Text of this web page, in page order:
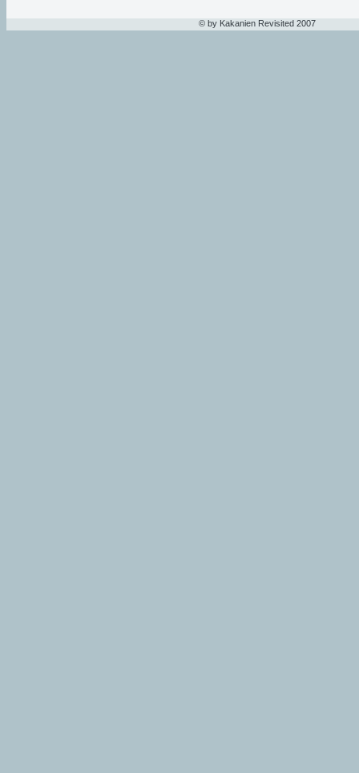
© by Kakanien Revisited 2007